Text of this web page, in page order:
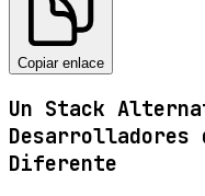
Copiar enlace
Un Stack
Desarrolladores
Diferente